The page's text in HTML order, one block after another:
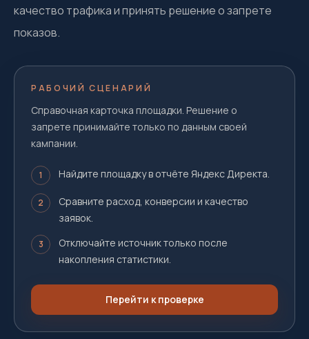
качество трафика и принять решение о запрете
показов.
РАБОЧИЙ СЦЕНАРИЙ
Справочная карточка площадки. Решение о
запрете принимайте только по данным своей
кампании.
1 Найдите площадку в отчёте Яндекс Директа.
2
Сравните расход, конверсии и качество
заявок.
3
Отключайте источник только после
накопления статистики.
Перейти к проверке